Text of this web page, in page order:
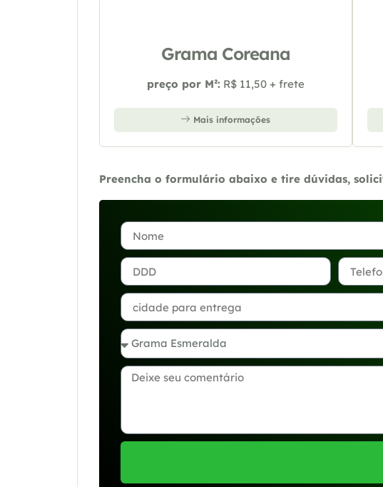
Grama Coreana
preço por M²: R$ 11,50 + frete
Mais informações
Preencha o formulário abaixo e tire dúvidas,